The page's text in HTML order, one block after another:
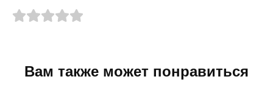
Вам также может понравиться